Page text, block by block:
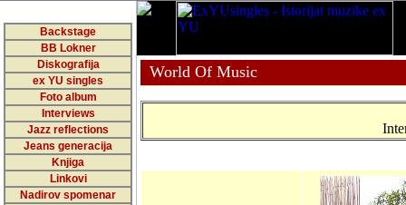
Backstage
BB Lokner
Diskografija
ex YU singles
Foto album
Interviews
Jazz reflections
Jeans generacija
Knjiga
Linkovi
Nadirov spomenar
World Of Music